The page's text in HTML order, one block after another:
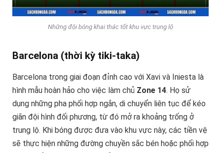
Những đội bóng khai thác tốt khu vực trung lộ
Barcelona (thời kỳ tiki-taka)
Barcelona trong giai đoạn đỉnh cao với Xavi và Iniesta là
hình mẫu hoàn hảo cho việc làm chủ Zone 14. Họ sử
dụng những pha phối hợp ngắn, di chuyển liên tục để kéo
giãn đội hình đối phương, từ đó mở ra khoảng trống ở
trung lộ. Khi bóng được đưa vào khu vực này, các tiền vệ
sẽ thực hiện những đường chuyền sắc bén hoặc phối hợp